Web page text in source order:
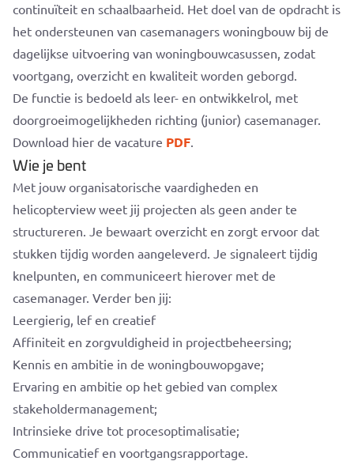
continuïteit en schaalbaarheid. Het doel van de opdracht is
het ondersteunen van casemanagers woningbouw bij de
dagelijkse uitvoering van woningbouwcasussen, zodat
voortgang, overzicht en kwaliteit worden geborgd.
De functie is bedoeld als leer- en ontwikkelrol, met
doorgroeimogelijkheden richting (junior) casemanager.
Download hier de vacature PDF.
Wie je bent
Met jouw organisatorische vaardigheden en
helicopterview weet jij projecten als geen ander te
structureren. Je bewaart overzicht en zorgt ervoor dat
stukken tijdig worden aangeleverd. Je signaleert tijdig
knelpunten, en communiceert hierover met de
casemanager. Verder ben jij:
Leergierig, lef en creatief
Affiniteit en zorgvuldigheid in projectbeheersing;
Kennis en ambitie in de woningbouwopgave;
Ervaring en ambitie op het gebied van complex
stakeholdermanagement;
Intrinsieke drive tot procesoptimalisatie;
Communicatief en voortgangsrapportage.